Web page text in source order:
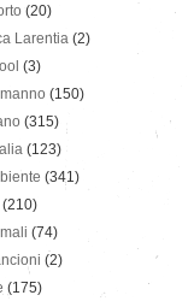
(20)
Larentia (2)
(3)
(150)
(315)
(123)
(341)
(210)
(74)
(2)
(175)